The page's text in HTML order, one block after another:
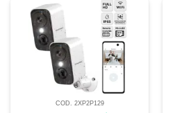
COD. 2XP2P129